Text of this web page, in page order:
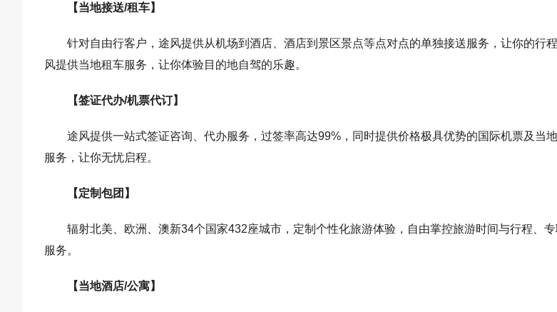
【当地接送/租车】
针对自由行客户，途风提供从机场到酒店、酒店到景区景点等点对点的单独接送服务，让你的行
风提供当地租车服务，让你体验目的地自驾的乐趣。
【签证代办/机票代订】
途风提供一站式签证咨询、代办服务，过签率高达99%，同时提供价格极具优势的国际机票及当
服务，让你无忧启程。
【定制包团】
辐射北美、欧洲、澳新34个国家432座城市，定制个性化旅游体验，自由掌控旅游时间与行程、
服务。
【当地酒店/公寓】